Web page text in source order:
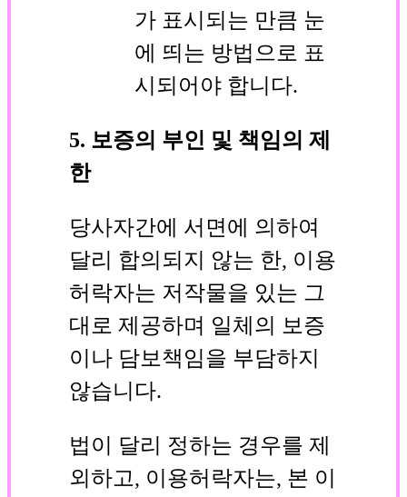
가 표시되는 만큼 눈
에 띄는 방법으로 표
시되어야 합니다.
5. 보증의 부인 및 책임의 제
한
당사자간에 서면에 의하여
달리 합의되지 않는 한, 이용
허락자는 저작물을 있는 그
대로 제공하며 일체의 보증
이나 담보책임을 부담하지
않습니다.
법이 달리 정하는 경우를 제
외하고, 이용허락자는, 본 이